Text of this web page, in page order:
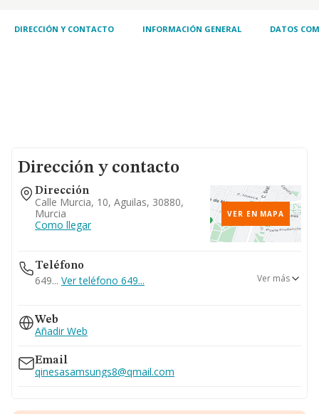
DIRECCIÓN Y CONTACTO INFORMACIÓN GENERAL DATOS
Dirección y contacto
Dirección
Calle Murcia, 10, Aguilas, 30880,
Murcia
Como llegar
VER EN MAPA
Teléfono
649... Ver teléfono 649...
968493307
968491170
Ver más
Web
Añadir Web
Email
qinesasamsungs8@qmail.com